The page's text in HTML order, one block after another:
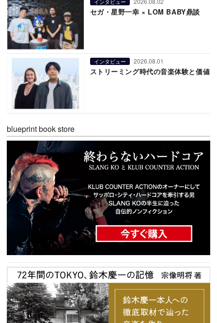
セガ・星野一幸 × LOM BABY鼎談
インタビュー 2026.08.01
ストリーミング時代の音楽体験と価値
blueprint book store